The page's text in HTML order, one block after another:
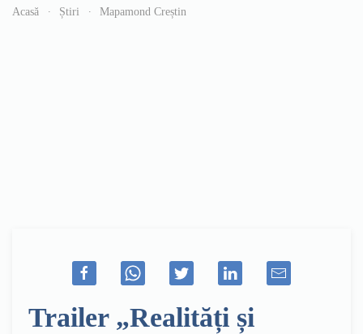
Acasă Știri Mapamond Creștin
Trailer „Realități și